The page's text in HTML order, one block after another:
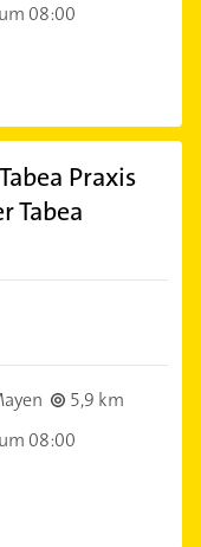
08:00
Praxis
Tabea
5,9 km
08:00